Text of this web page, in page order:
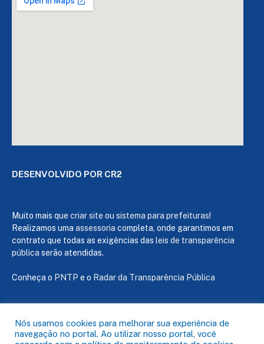
DESENVOLVIDO POR CR2
Muito mais que criar site ou sistema para prefeituras!
Realizamos uma assessoria completa, onde garantimos em
contrato que todas as exigências das leis de transparência
pública serão atendidas.
Conheça o PNTP e o Radar da Transparência Pública
Todos os direitos reservados a Câmara de Capanema
Nós usamos cookies para melhorar sua experiência de
navegação no portal. Ao utilizar nosso portal, você